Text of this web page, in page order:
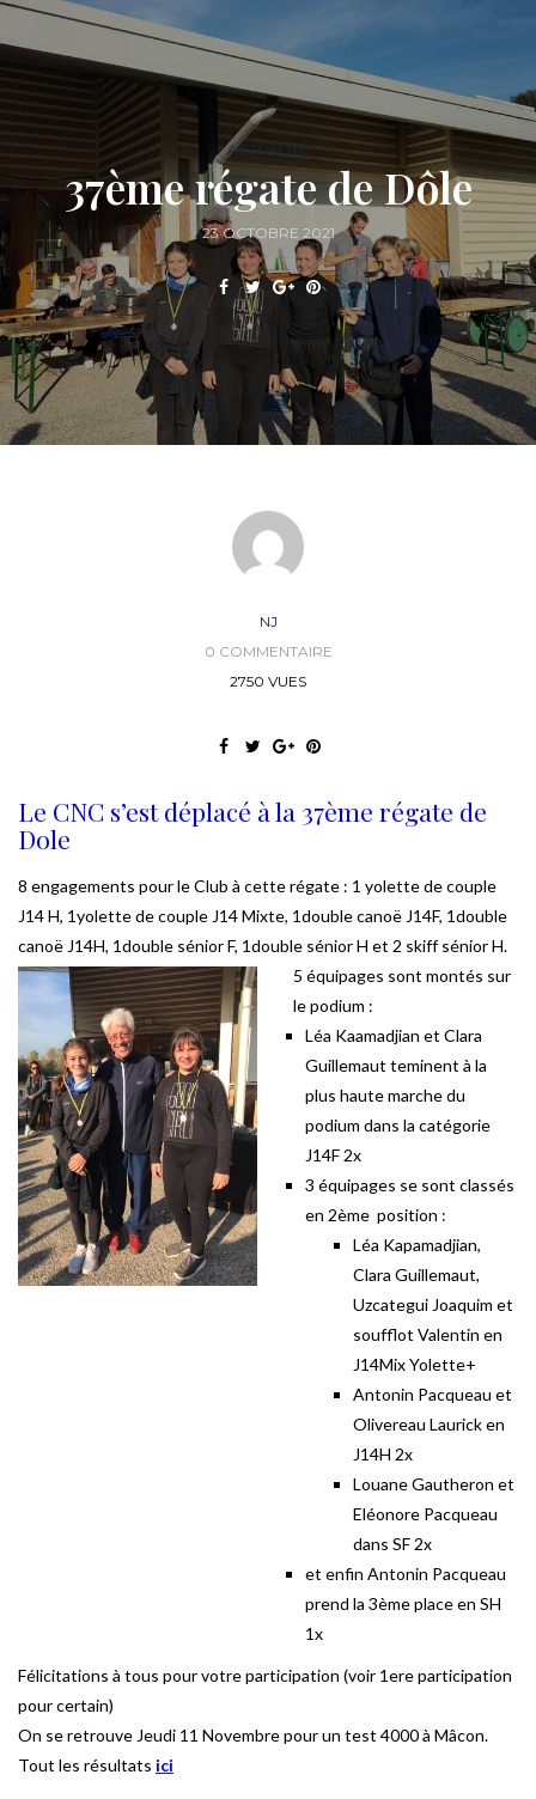
ACTUALITÉ
37ème régate de Dôle
23 OCTOBRE 2021
NJ
0 COMMENTAIRE
2750 VUES
Le CNC s’est déplacé à la 37ème régate de
Dole
8 engagements pour le Club à cette régate : 1 yolette de couple
J14 H, 1yolette de couple J14 Mixte, 1double canoë J14F, 1double
canoë J14H, 1double sénior F, 1double sénior H et 2 skiff sénior H.
5 équipages sont montés sur
le podium :
Léa Kaamadjian et Clara
Guillemaut teminent à la
plus haute marche du
podium dans la catégorie
J14F 2x
3 équipages se sont classés
en 2ème position :
Léa Kapamadjian,
Clara Guillemaut,
Uzcategui Joaquim et
soufflot Valentin en
J14Mix Yolette+
Antonin Pacqueau et
Olivereau Laurick en
J14H 2x
Louane Gautheron et
Eléonore Pacqueau
dans SF 2x
et enfin Antonin Pacqueau
prend la 3ème place en SH
1x
Félicitations à tous pour votre participation (voir 1ere participation
pour certain)
On se retrouve Jeudi 11 Novembre pour un test 4000 à Mâcon.
Tout les résultats ici